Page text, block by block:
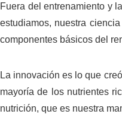
Fuera del entrenamiento y
estudiamos, nuestra
componentes básicos del
La innovación es lo que
mayoría de los nutrientes
nutrición, que es nuestra